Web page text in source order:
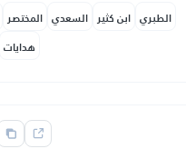
المختصر السعدي ابن كثير الطبري
هدايات